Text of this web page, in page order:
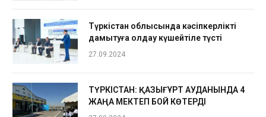
Түркістан облысында кәсіпкерлікті
дамытуға қолдау күшейтіле түсті
27.09.2024
ТҮРКІСТАН: ҚАЗЫҒҰРТ АУДАНЫНДА 4
ЖАҢА МЕКТЕП БОЙ КӨТЕРДІ